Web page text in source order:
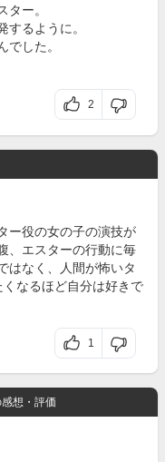
ター。
するように。
した。
2
ー役の女の子の演技が
、エスターの行動に毎
はなく、人間が怖いタ
なるほど自分は好きで
1
想・評価